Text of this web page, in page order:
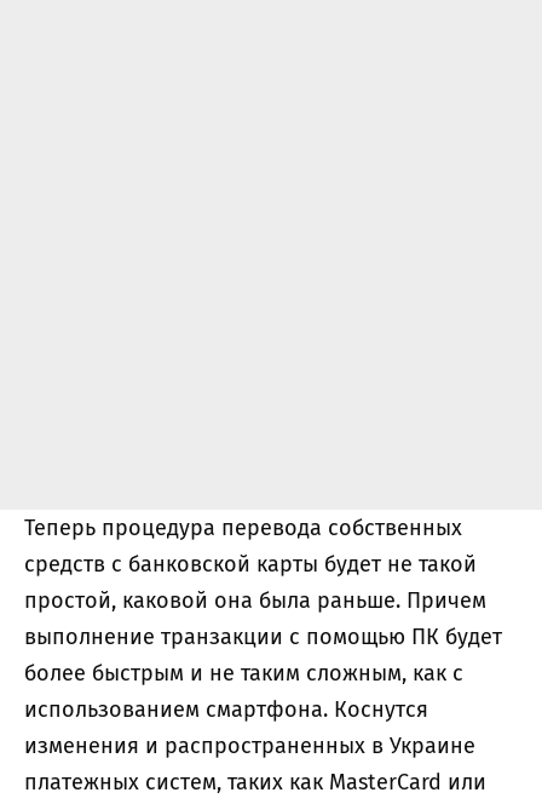
Теперь процедура перевода собственных
средств с банковской карты будет не такой
простой, каковой она была раньше. Причем
выполнение транзакции с помощью ПК будет
более быстрым и не таким сложным, как с
использованием смартфона. Коснутся
изменения и распространенных в Украине
платежных систем, таких как MasterCard или